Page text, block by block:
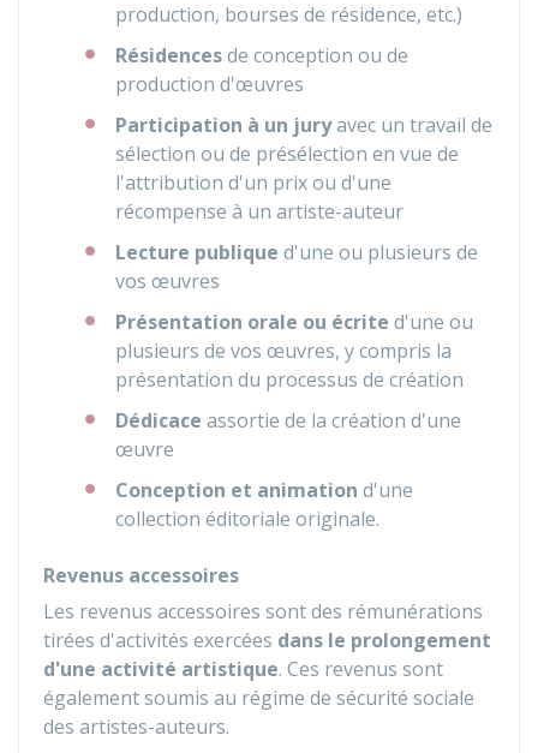
production, bourses de résidence, etc.)
Résidencesde conception ou de
production d'œuvres
Participation à un juryavec un travail de
sélection ou de présélection en vue de
l'attribution d'un prix ou d'une
récompense à un artiste-auteur
Lecture publique d'une ou plusieurs de
vos œuvres
Présentation orale ou écrite d'une ou
plusieurs de vos œuvres, y compris la
présentation du processus de création
Dédicace assortie de la création d'une
œuvre
Conception et animation d'une
collection éditoriale originale.
Revenus accessoires
Les revenus accessoires sont des rémunérations
tirées d'activités exercées dans le prolongement
d'une activité artistique. Ces revenus sont
également soumis au régime de sécurité sociale
des artistes-auteurs.